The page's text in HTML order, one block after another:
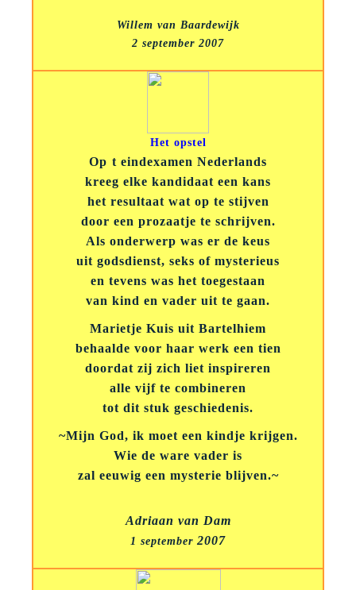
Willem van Baardewijk
2 september 2007
Het opstel
Op t eindexamen Nederlands
kreeg elke kandidaat een kans
het resultaat wat op te stijven
door een prozaatje te schrijven.
Als onderwerp was er de keus
uit godsdienst, seks of mysterieus
en tevens was het toegestaan
van kind en vader uit te gaan.
Marietje Kuis uit Bartelhiem
behaalde voor haar werk een tien
doordat zij zich liet inspireren
alle vijf te combineren
tot dit stuk geschiedenis.
~Mijn God, ik moet een kindje krijgen.
Wie de ware vader is
zal eeuwig een mysterie blijven.~
Adriaan van Dam
1 september 2007